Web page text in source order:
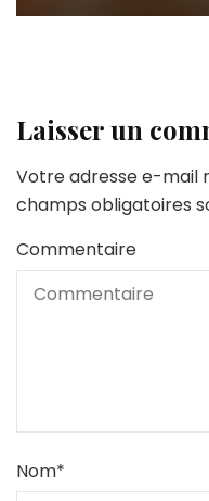
Laisser un
Votre adresse e-mail
champs obligatoires
Commentaire
Nom*